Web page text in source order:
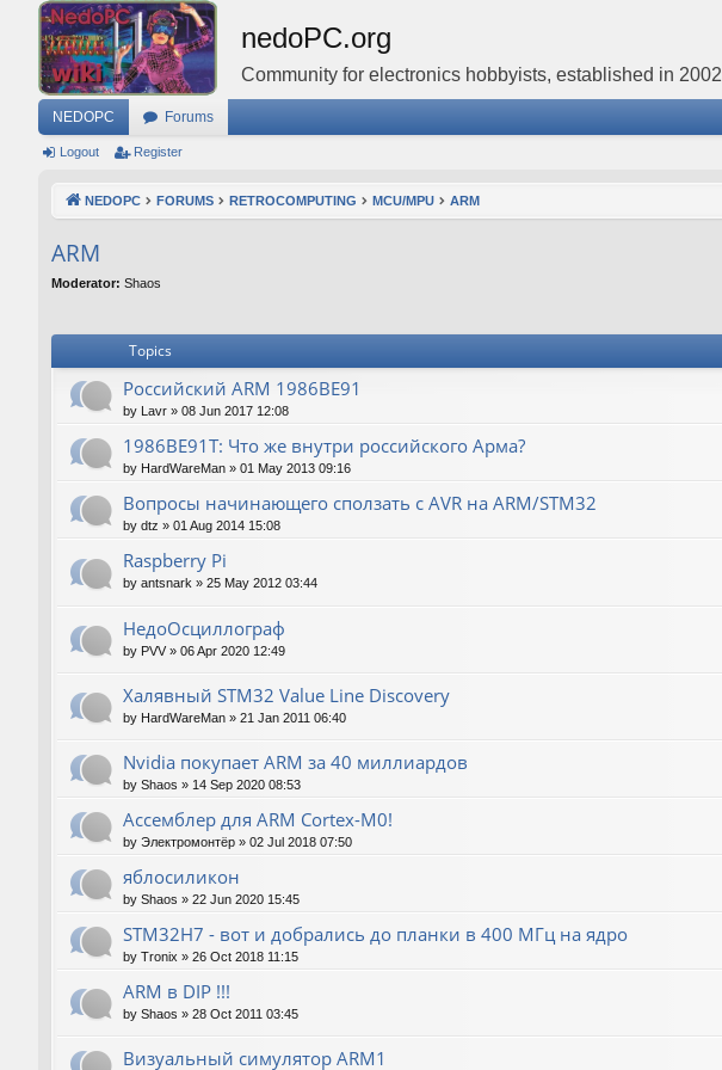
nedoPC.org
Community for electronics hobbyists, established in 2002
NEDOPC Forums
Logout Register
NEDOPC FORUMS RETROCOMPUTING MCU/MPU ARM
ARM
Moderator: Shaos
Topics
Российский ARM 1986ВЕ91
by Lavr » 08 Jun 2017 12:08
1986ВЕ91Т: Что же внутри российского Арма?
by HardWareMan » 01 May 2013 09:16
Вопросы начинающего сползать с AVR на ARM/STM32
by dtz » 01 Aug 2014 15:08
Raspberry Pi
by antsnark » 25 May 2012 03:44
НедоОсциллограф
by PVV » 06 Apr 2020 12:49
Халявный STM32 Value Line Discovery
by HardWareMan » 21 Jan 2011 06:40
Nvidia покупает ARM за 40 миллиардов
by Shaos » 14 Sep 2020 08:53
Ассемблер для ARM Cortex-M0!
by Электромонтёр » 02 Jul 2018 07:50
яблосиликон
by Shaos » 22 Jun 2020 15:45
STM32H7 - вот и добрались до планки в 400 МГц на ядро
by Tronix » 26 Oct 2018 11:15
ARM в DIP !!!
by Shaos » 28 Oct 2011 03:45
Визуальный симулятор ARM1